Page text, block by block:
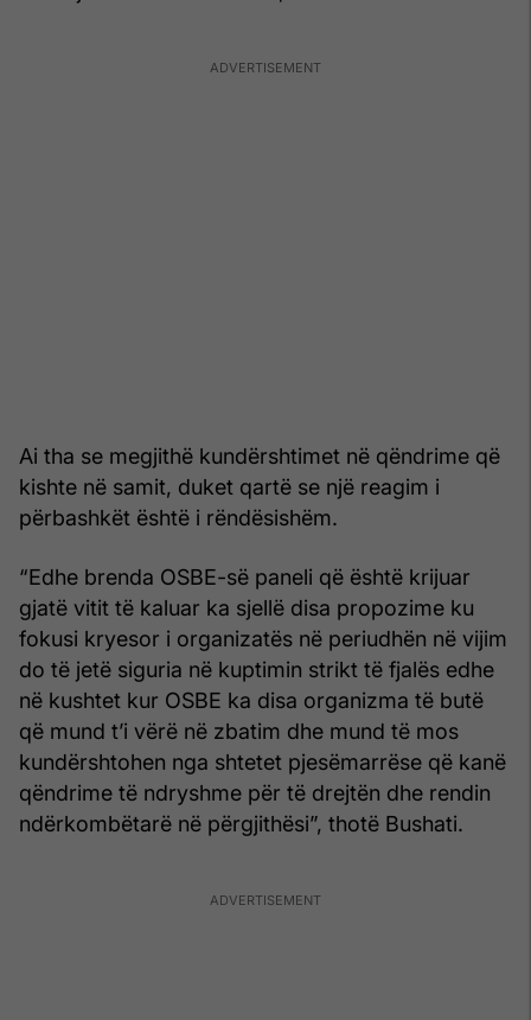
Ai tha se megjithë kundërshtimet në qëndrime që
kishte në samit, duket qartë se një reagim i
përbashkët është i rëndësishëm.
“Edhe brenda OSBE-së paneli që është krijuar
gjatë vitit të kaluar ka sjellë disa propozime ku
fokusi kryesor i organizatës në periudhën në vijim
do të jetë siguria në kuptimin strikt të fjalës edhe
në kushtet kur OSBE ka disa organizma të butë
që mund t’i vërë në zbatim dhe mund të mos
kundërshtohen nga shtetet pjesëmarrëse që kanë
qëndrime të ndryshme për të drejtën dhe rendin
ndërkombëtarë në përgjithësi”, thotë Bushati.